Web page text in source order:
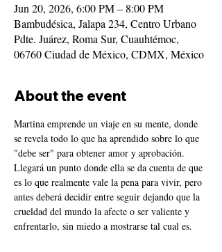
Jun 20, 2026, 6:00 PM – 8:00 PM
Bambudésica, Jalapa 234, Centro Urbano
Pdte. Juárez, Roma Sur, Cuauhtémoc,
06760 Ciudad de México, CDMX, México
About the event
Martina emprende un viaje en su mente, donde
se revela todo lo que ha aprendido sobre lo que
"debe ser" para obtener amor y aprobación.
Llegará un punto donde ella se da cuenta de que
es lo que realmente vale la pena para vivir, pero
antes deberá decidir entre seguir dejando que la
crueldad del mundo la afecte o ser valiente y
enfrentarlo, sin miedo a mostrarse tal cual es.